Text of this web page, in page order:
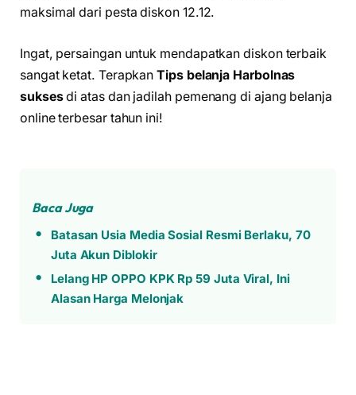
maksimal dari pesta diskon 12.12.
Ingat, persaingan untuk mendapatkan diskon terbaik
sangat ketat. TerapkanTips belanja Harbolnas
suksesdi atas dan jadilah pemenang di ajang belanja
online terbesar tahun ini!
Baca Juga
Batasan Usia Media Sosial Resmi Berlaku, 70
Juta Akun Diblokir
Lelang HP OPPO KPK Rp 59 Juta Viral, Ini
Alasan Harga Melonjak